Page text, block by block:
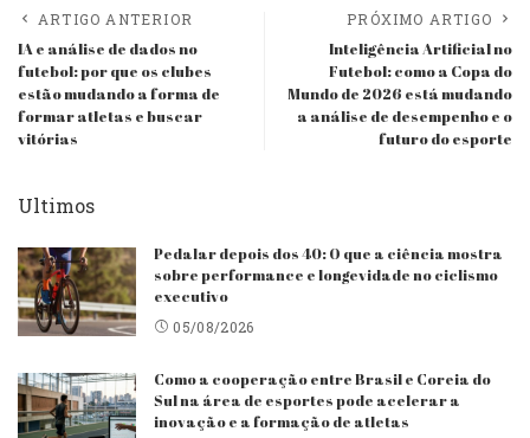
ARTIGO ANTERIOR
IA e análise de dados no
futebol: por que os clubes
estão mudando a forma de
formar atletas e buscar
vitórias
PRÓXIMO ARTIGO
Inteligência Artificial no
Futebol: como a Copa do
Mundo de 2026 está mudando
a análise de desempenho e o
futuro do esporte
Ultimos
Pedalar depois dos 40: O que a ciência mostra
sobre performance e longevidade no ciclismo
executivo
05/08/2026
Como a cooperação entre Brasil e Coreia do
Sul na área de esportes pode acelerar a
inovação e a formação de atletas